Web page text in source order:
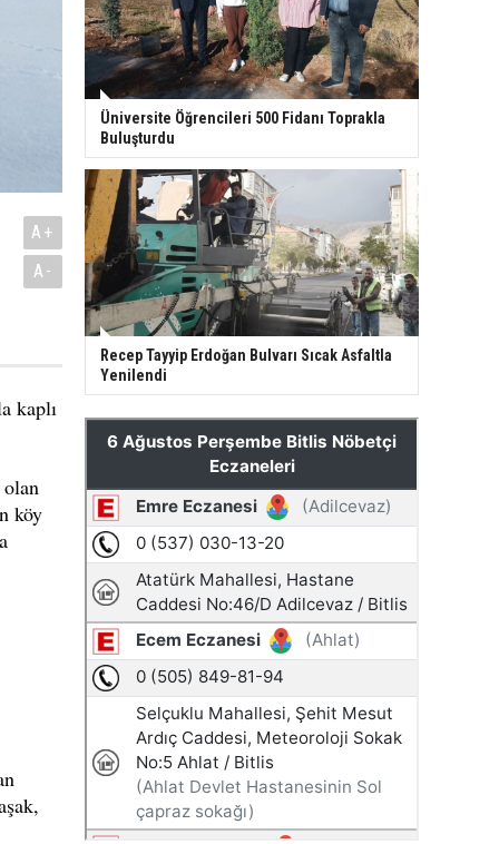
A+
A-
kaplı
köy
Üniversite Öğrencileri 500 Fidanı Toprakla
Buluşturdu
Recep Tayyip Erdoğan Bulvarı Sıcak Asfaltla
Yenilendi